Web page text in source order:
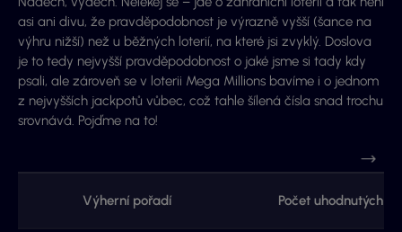
asi ani divu, že pravděpodobnost je výrazně vyšší (šance na
výhru nižší) než u běžných loterií, na které jsi zvyklý. Doslova
je to tedy nejvyšší pravděpodobnost o jaké jsme si tady kdy
psali, ale zároveň se v loterii Mega Millions bavíme i o jednom
z nejvyšších jackpotů vůbec, což tahle šílená čísla snad trochu
srovnává. Pojďme na to!
Výherní pořadí Počet uhodnutých